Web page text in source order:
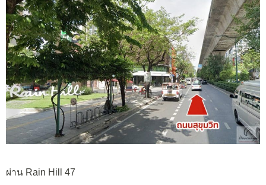
ผ่าน Rain Hill 47